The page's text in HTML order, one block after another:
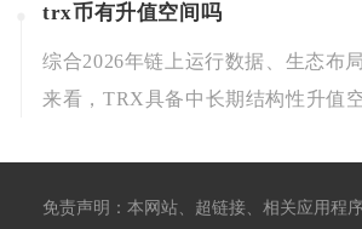
trx币有升值空间吗
综合2026年链上运行数据、生态布
来看，TRX具备中长期结构性升值
免责声明：本网站、超链接、相关应用程